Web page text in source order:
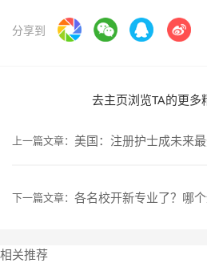
分享到
去主页浏览TA的更多
上一篇文章： 美国：注册护士成未来
下一篇文章： 各名校开新专业了？哪
相关推荐